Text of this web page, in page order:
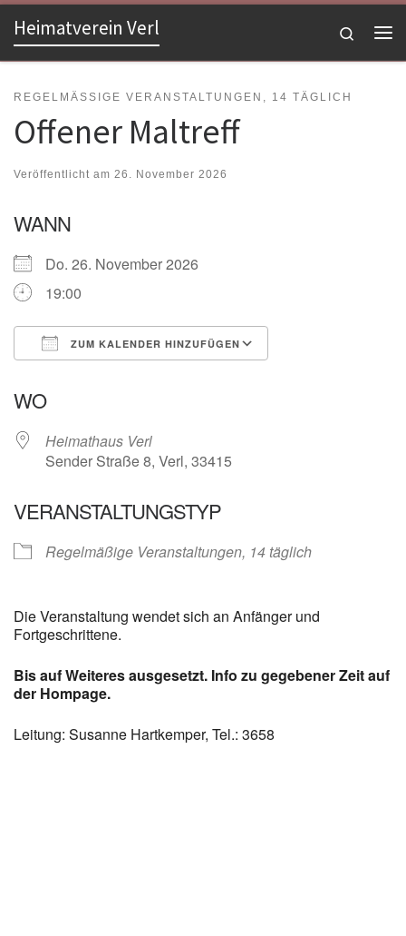
Zum Inhalt springen
Heimatverein Verl
Search
REGELMÄSSIGE VERANSTALTUNGEN, 14 TÄGLICH
Offener Maltreff
Veröffentlicht am 26. November 2026
WANN
Do. 26. November 2026
19:00
ZUM KALENDER HINZUFÜGEN
WO
Heimathaus Verl
Sender Straße 8, Verl, 33415
VERANSTALTUNGSTYP
Regelmäßige Veranstaltungen, 14 täglich
Die Veranstaltung wendet sich an Anfänger und
Fortgeschrittene.
Bis auf Weiteres ausgesetzt. Info zu gegebener Zeit auf
der Hompage.
Leitung: Susanne Hartkemper, Tel.: 3658